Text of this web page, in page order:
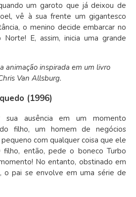
um garoto que já deixou de
vê à sua frente um gigantesco
o menino decide embarcar no
E, assim, inicia uma grande
animação inspirada em um livro
Van Allsburg.
(1996)
sua ausência em um momento
filho, um homem de negócios
com qualquer coisa que ele
filho, então, pede o boneco Turbo
No entanto, obstinado em
o pai se envolve em uma série de